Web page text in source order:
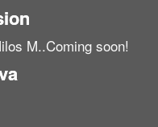
M..Coming soon!